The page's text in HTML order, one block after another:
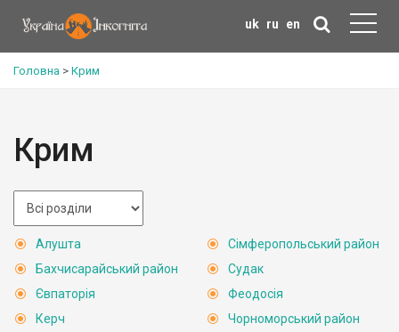
uk ru en
Головна > Крим
Крим
Алушта
Бахчисарайський район
Євпаторія
Керч
Сімферопольський район
Судак
Феодосія
Чорноморський район